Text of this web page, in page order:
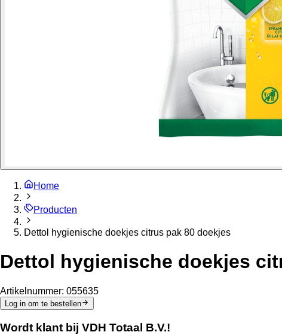
Home
Producten
Dettol hygienische doekjes citrus pak 80 doekjes
Dettol hygienische doekjes
Artikelnummer: 055635
Log in om te bestellen
Wordt klant bij VDH Totaal B.V.!